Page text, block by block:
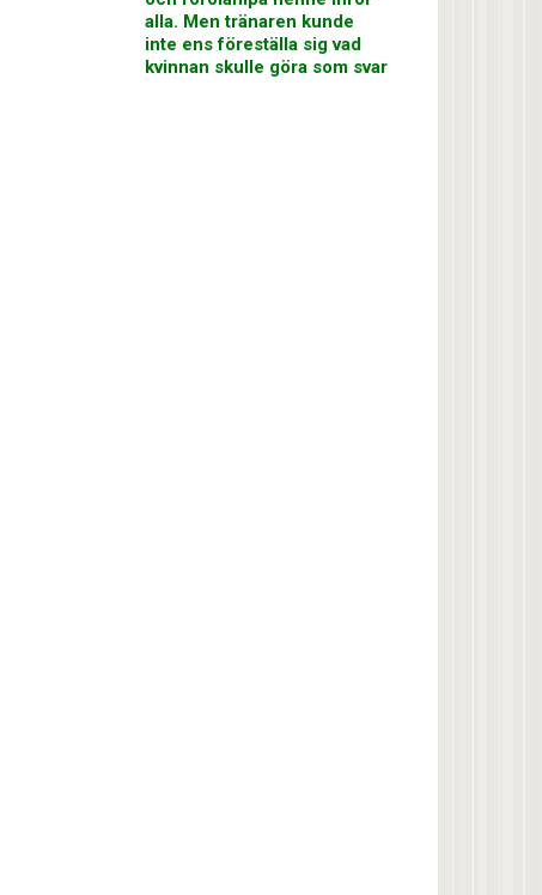
alla. Men tränaren kunde
inte ens föreställa sig vad
kvinnan skulle göra som svar